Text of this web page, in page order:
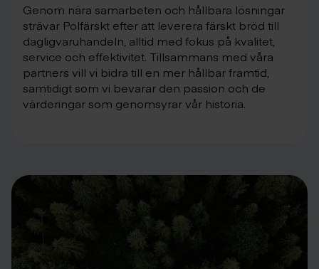
Genom nära samarbeten och hållbara lösningar
strävar Polfärskt efter att leverera färskt bröd till
dagligvaruhandeln, alltid med fokus på kvalitet,
service och effektivitet. Tillsammans med våra
partners vill vi bidra till en mer hållbar framtid,
samtidigt som vi bevarar den passion och de
värderingar som genomsyrar vår historia.